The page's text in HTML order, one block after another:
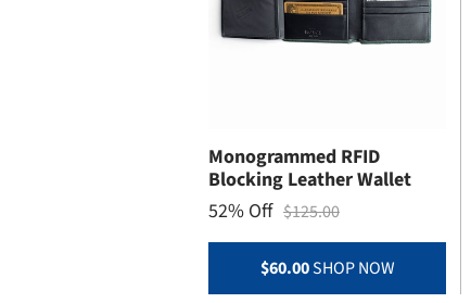
Monogrammed RFID
Blocking Leather Wallet
52% Off $125.00
$60.00SHOP NOW